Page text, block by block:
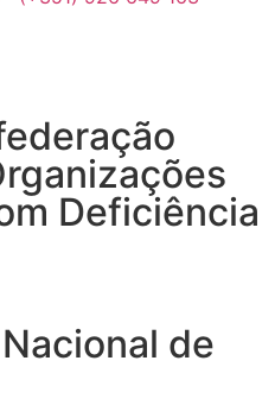
Deficiência
de